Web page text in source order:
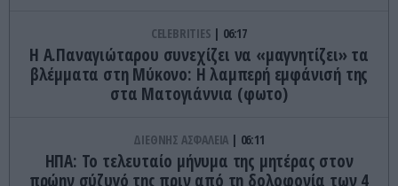
CELEBRITIES 06:17
Η Α.Παναγιώταρου συνεχίζει να «μαγνητίζει» τα
βλέμματα στη Μύκονο: Η λαμπερή εμφάνισή της
στα Ματογιάννια (φωτο)
ΔΙΕΘΝΗΣ ΑΣΦΑΛΕΙΑ 06:11
ΗΠΑ: Το τελευταίο μήνυμα της μητέρας στον
πρώην σύζυγό της πριν από τη δολοφονία των 4